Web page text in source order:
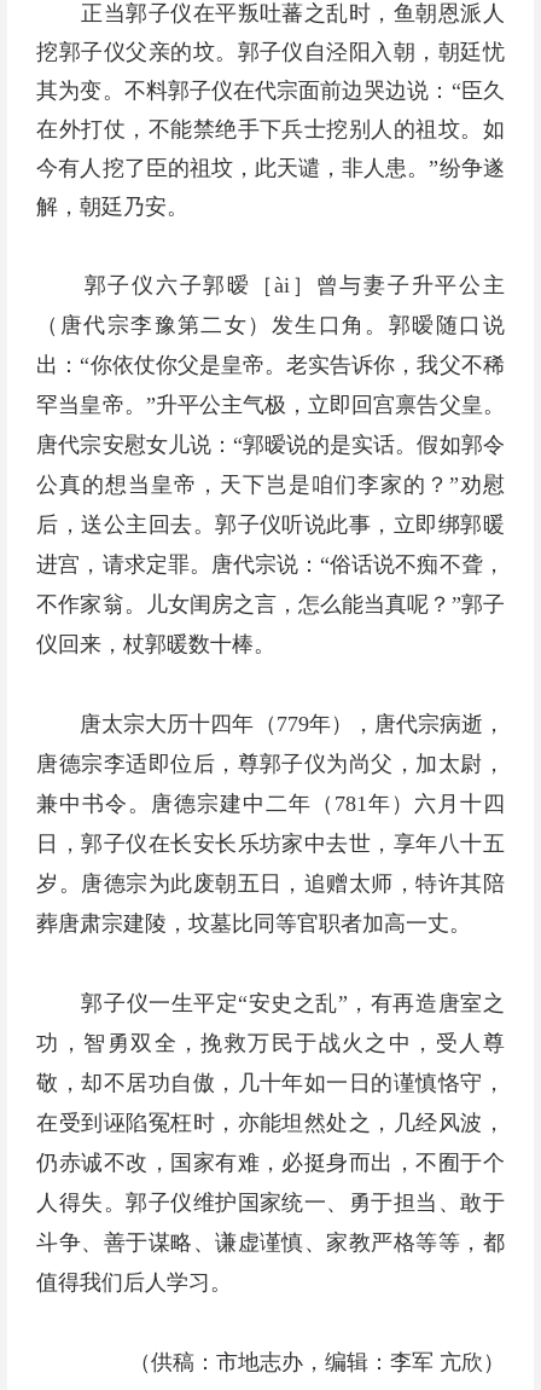
正当郭子仪在平叛吐蕃之乱时，鱼朝恩派人
挖郭子仪父亲的坟。郭子仪自泾阳入朝，朝廷忧
其为变。不料郭子仪在代宗面前边哭边说：“臣久
在外打仗，不能禁绝手下兵士挖别人的祖坟。如
今有人挖了臣的祖坟，此天谴，非人患。”纷争遂
解，朝廷乃安。
郭子仪六子郭暧［ài］曾与妻子升平公主
（唐代宗李豫第二女）发生口角。郭暧随口说
出：“你依仗你父是皇帝。老实告诉你，我父不稀
罕当皇帝。”升平公主气极，立即回宫禀告父皇。
唐代宗安慰女儿说：“郭暧说的是实话。假如郭令
公真的想当皇帝，天下岂是咱们李家的？”劝慰
后，送公主回去。郭子仪听说此事，立即绑郭暖
进宫，请求定罪。唐代宗说：“俗话说不痴不聋，
不作家翁。儿女闺房之言，怎么能当真呢？”郭子
仪回来，杖郭暖数十棒。
唐太宗大历十四年（779年），唐代宗病逝，
唐德宗李适即位后，尊郭子仪为尚父，加太尉，
兼中书令。唐德宗建中二年（781年）六月十四
日，郭子仪在长安长乐坊家中去世，享年八十五
岁。唐德宗为此废朝五日，追赠太师，特许其陪
葬唐肃宗建陵，坟墓比同等官职者加高一丈。
郭子仪一生平定“安史之乱”，有再造唐室之
功，智勇双全，挽救万民于战火之中，受人尊
敬，却不居功自傲，几十年如一日的谨慎恪守，
在受到诬陷冤枉时，亦能坦然处之，几经风波，
仍赤诚不改，国家有难，必挺身而出，不囿于个
人得失。郭子仪维护国家统一、勇于担当、敢于
斗争、善于谋略、谦虚谨慎、家教严格等等，都
值得我们后人学习。
（供稿：市地志办，编辑：李军 亢欣）